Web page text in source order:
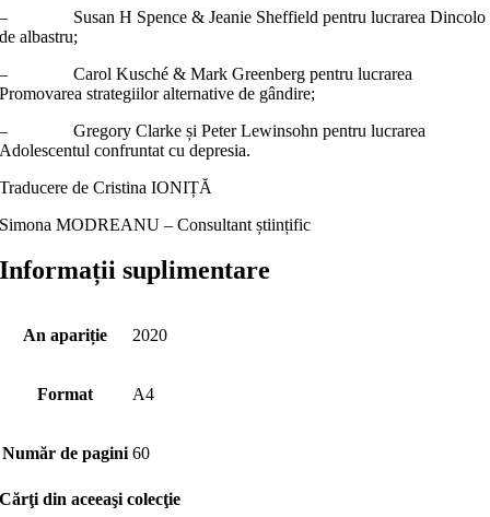
– Susan H Spence & Jeanie Sheffield pentru lucrarea Dincolo
de albastru;
– Carol Kusché & Mark Greenberg pentru lucrarea
Promovarea strategiilor alternative de gândire;
– Gregory Clarke și Peter Lewinsohn pentru lucrarea
Adolescentul confruntat cu depresia.
Traducere de Cristina IONIȚĂ
Simona MODREANU – Consultant științific
Informații suplimentare
An apariție 2020
Format A4
Număr de pagini 60
Cărţi din aceeaşi colecţie